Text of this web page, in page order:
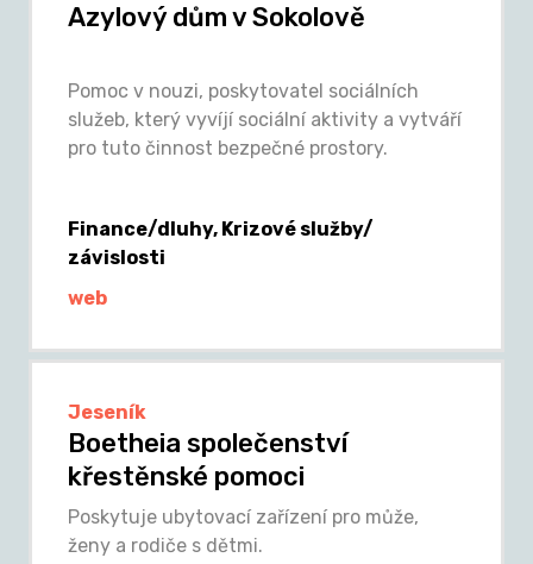
Azylový dům v Sokolově
Pomoc v nouzi, poskytovatel sociálních
služeb, který vyvíjí sociální aktivity a vytváří
pro tuto činnost bezpečné prostory.
Finance/dluhy, Krizové služby/
závislosti
web
Jeseník
Boetheia společenství
křestěnské pomoci
Poskytuje ubytovací zařízení pro může,
ženy a rodiče s dětmi.